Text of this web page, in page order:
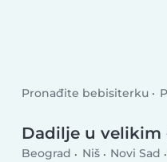
Pronađite bebisiterku
Dadilje u velikim
Beograd Niš Novi Sad